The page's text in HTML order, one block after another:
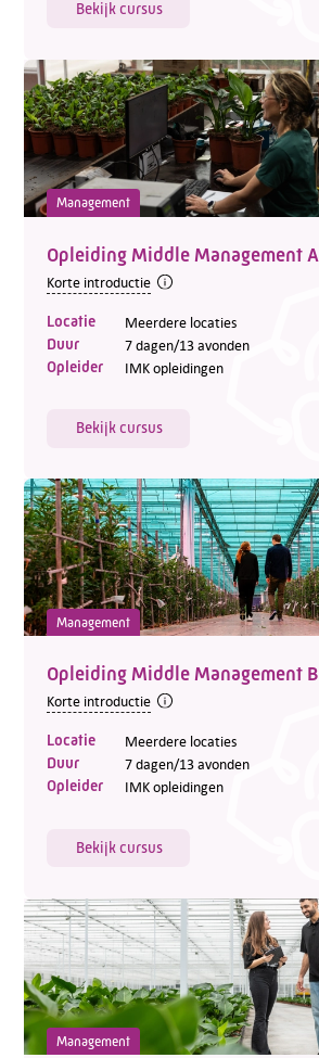
Bekijk cursus
Management
Opleiding Middle Management A
Korte introductie
Locatie Meerdere locaties
Duur 7 dagen/13 avonden
Opleider IMK opleidingen
Bekijk cursus
Management
Opleiding Middle Management B
Korte introductie
Locatie Meerdere locaties
Duur 7 dagen/13 avonden
Opleider IMK opleidingen
Bekijk cursus
Management